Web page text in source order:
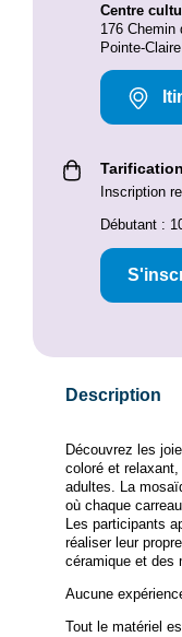
Centre
176 Chemin
Pointe-
Tarification
Inscription
Débutant :
Description
Découvrez les
coloré et
adultes. La
où chaque
Les participants
réaliser leur
céramique et des
Aucune
Tout le matériel